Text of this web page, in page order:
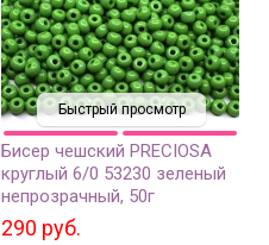
Быстрый просмотр
Бисер чешский PRECIOSA
круглый 6/0 53230 зеленый
непрозрачный, 50г
290 руб.